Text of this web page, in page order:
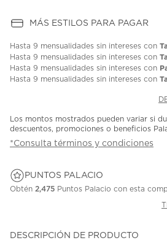
MÁS ESTILOS PARA PAGAR
Hasta 9 mensualidades sin intereses con
Hasta 9 mensualidades sin intereses con
Hasta 9 mensualidades sin intereses con
Hasta 9 mensualidades sin intereses con
Los montos mostrados pueden variar si
descuentos, promociones o beneficios
*Consulta términos y condiciones
PUNTOS PALACIO
Obtén 2,475 Puntos Palacio con esta
DESCRIPCIÓN DE PRODUCTO